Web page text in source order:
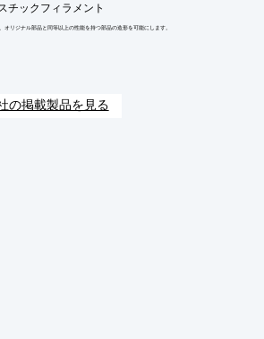
チックフィラメント
オリジナル部品と同等以上の性能を持つ部品の造形を可能にします。
の掲載製品を見る